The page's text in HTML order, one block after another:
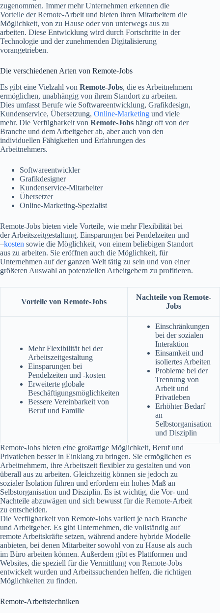
zugenommen. Immer mehr Unternehmen erkennen die
Vorteile der Remote-Arbeit und bieten ihren Mitarbeitern die
Möglichkeit, von zu Hause oder von unterwegs aus zu
arbeiten. Diese Entwicklung wird durch Fortschritte in der
Technologie und der zunehmenden Digitalisierung
vorangetrieben.
Die verschiedenen Arten von Remote-Jobs
Es gibt eine Vielzahl von Remote-Jobs, die es Arbeitnehmern
ermöglichen, unabhängig von ihrem Standort zu arbeiten.
Dies umfasst Berufe wie Softwareentwicklung, Grafikdesign,
Kundenservice, Übersetzung, Online-Marketing und viele
mehr. Die Verfügbarkeit von Remote-Jobs hängt oft von der
Branche und dem Arbeitgeber ab, aber auch von den
individuellen Fähigkeiten und Erfahrungen des
Arbeitnehmers.
Softwareentwickler
Grafikdesigner
Kundenservice-Mitarbeiter
Übersetzer
Online-Marketing-Spezialist
Remote-Jobs bieten viele Vorteile, wie mehr Flexibilität bei
der Arbeitszeitgestaltung, Einsparungen bei Pendelzeiten und
–kosten sowie die Möglichkeit, von einem beliebigen Standort
aus zu arbeiten. Sie eröffnen auch die Möglichkeit, für
Unternehmen auf der ganzen Welt tätig zu sein und von einer
größeren Auswahl an potenziellen Arbeitgebern zu profitieren.
Vorteile von Remote-Jobs
Nachteile von Remote-
Jobs
Mehr Flexibilität bei der
Arbeitszeitgestaltung
Einsparungen bei
Pendelzeiten und -kosten
Erweiterte globale
Beschäftigungsmöglichkeiten
Bessere Vereinbarkeit von
Beruf und Familie
Einschränkungen
bei der sozialen
Interaktion
Einsamkeit und
isoliertes Arbeiten
Probleme bei der
Trennung von
Arbeit und
Privatleben
Erhöhter Bedarf
an
Selbstorganisation
und Disziplin
Remote-Jobs bieten eine großartige Möglichkeit, Beruf und
Privatleben besser in Einklang zu bringen. Sie ermöglichen es
Arbeitnehmern, ihre Arbeitszeit flexibler zu gestalten und von
überall aus zu arbeiten. Gleichzeitig können sie jedoch zu
sozialer Isolation führen und erfordern ein hohes Maß an
Selbstorganisation und Disziplin. Es ist wichtig, die Vor- und
Nachteile abzuwägen und sich bewusst für die Remote-Arbeit
zu entscheiden.
Die Verfügbarkeit von Remote-Jobs variiert je nach Branche
und Arbeitgeber. Es gibt Unternehmen, die vollständig auf
remote Arbeitskräfte setzen, während andere hybride Modelle
anbieten, bei denen Mitarbeiter sowohl von zu Hause als auch
im Büro arbeiten können. Außerdem gibt es Plattformen und
Websites, die speziell für die Vermittlung von Remote-Jobs
entwickelt wurden und Arbeitssuchenden helfen, die richtigen
Möglichkeiten zu finden.
Remote-Arbeitstechniken